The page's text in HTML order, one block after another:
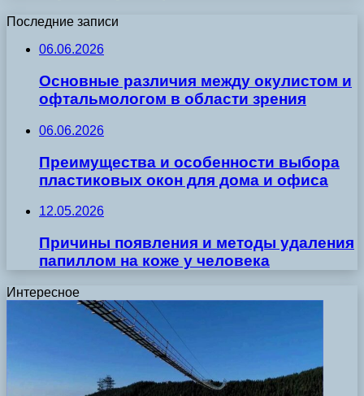
Последние записи
06.06.2026
Основные различия между окулистом и
офтальмологом в области зрения
06.06.2026
Преимущества и особенности выбора
пластиковых окон для дома и офиса
12.05.2026
Причины появления и методы удаления
папиллом на коже у человека
Интересное